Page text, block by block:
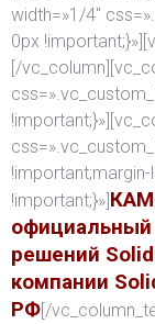
width=»1/4″
0px
[/
!important;}»]
решений
компании
РФ[/